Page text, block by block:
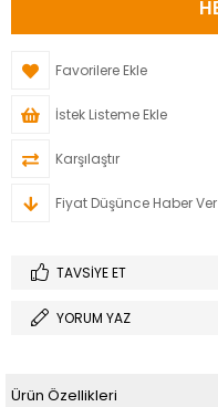
Favorilere Ekle
İstek Listeme Ekle
Karşılaştır
Fiyat Düşünce Haber Ver
TAVSIYE ET
YORUM YAZ
Ürün Özellikleri